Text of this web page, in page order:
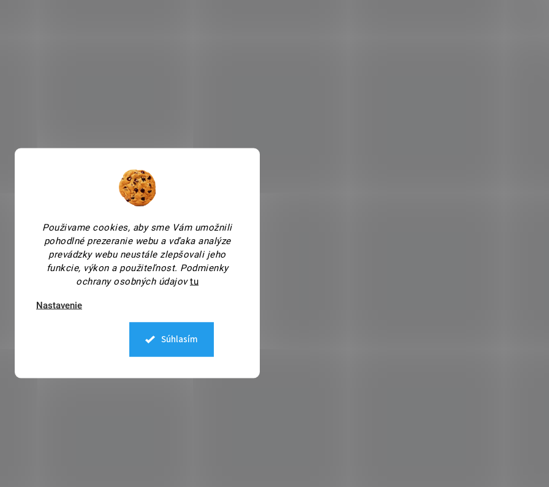
Použivame cookies, aby sme Vám umožnili
pohodlné prezeranie webu a vďaka analýze
prevádzky webu neustále zlepšovali jeho
funkcie, výkon a použiteľnost. Podmienky
ochrany osobných údajov tu
Nastavenie
Súhlasím